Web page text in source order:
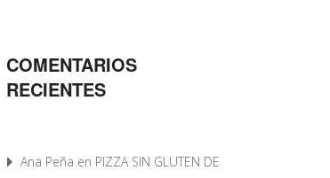
COMENTARIOS
RECIENTES
Ana Peña en PIZZA SIN GLUTEN DE